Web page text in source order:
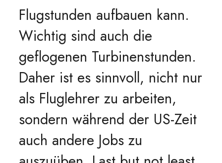
Flugstunden aufbauen kann.
Wichtig sind auch die
geflogenen Turbinenstunden.
Daher ist es sinnvoll, nicht nur
als Fluglehrer zu arbeiten,
sondern während der US-Zeit
auch andere Jobs zu